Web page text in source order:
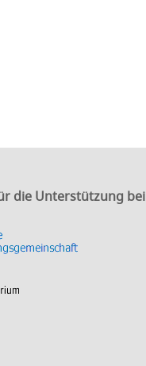
die Unterstützung bei